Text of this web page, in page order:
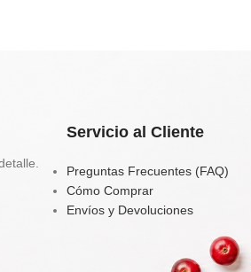
Servicio al Cliente
Preguntas Frecuentes (FAQ)
Cómo Comprar
Envíos y Devoluciones